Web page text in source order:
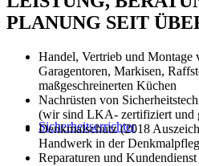
Sicherheitserrichter
PLANUNG SEIT
Handel, Vertrieb und Montage
Garagentoren, Markisen,
maßgeschreinerten Küchen
Nachrüsten von
(wir sind LKA- zertifiziert und
Denkmalschutz (2018
Handwerk in der
Reparaturen und Kundendienst